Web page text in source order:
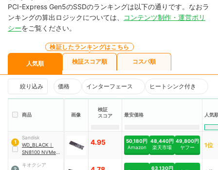
PCI-Express Gen5のSSDのランキングは以下の通りです。なおラ
ンキングの算出ロジックについては、
コンテンツ制作・運営ポリ
シーをご覧ください。
人気順
検証したランキングはこちら
検証スコア順 コスパ順
絞り込み 価格 インターフェース ヒートシンク付き
商品 画像
検証
スコア
最安価格 人気
1
Sandisk
WD_BLACK ｜
SN8100 NVMe
WDS100T1X0M
4.95
50,180円
Amazon
48,440円
楽天市場
49,800円
ヤフー
1位
キオクシア
63,130円